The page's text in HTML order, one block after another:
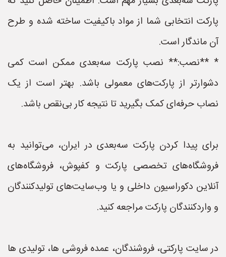
پارکت انتخابی شما از مواد باکیفیت ساخته شده و طرح
آن ماندگار است.
* **نصب:** نصب پارکت سه‌بعدی ممکن است کمی
دشوارتر از پارکت‌های معمولی باشد. بهتر است از یک
نصاب حرفه‌ای کمک بگیرید تا نتیجه کار بی‌نقص باشد.
برای پیدا کردن پارکت سه‌بعدی در ایران، می‌توانید به
فروشگاه‌های تخصصی پارکت و کفپوش، فروشگاه‌های
آنلاین دکوراسیون داخلی و یا وب‌سایت‌های تولیدکنندگان
و واردکنندگان پارکت مراجعه کنید.
در سایت پارکتی، فروشندگان، عمده فروشی ها، تولیدی ها